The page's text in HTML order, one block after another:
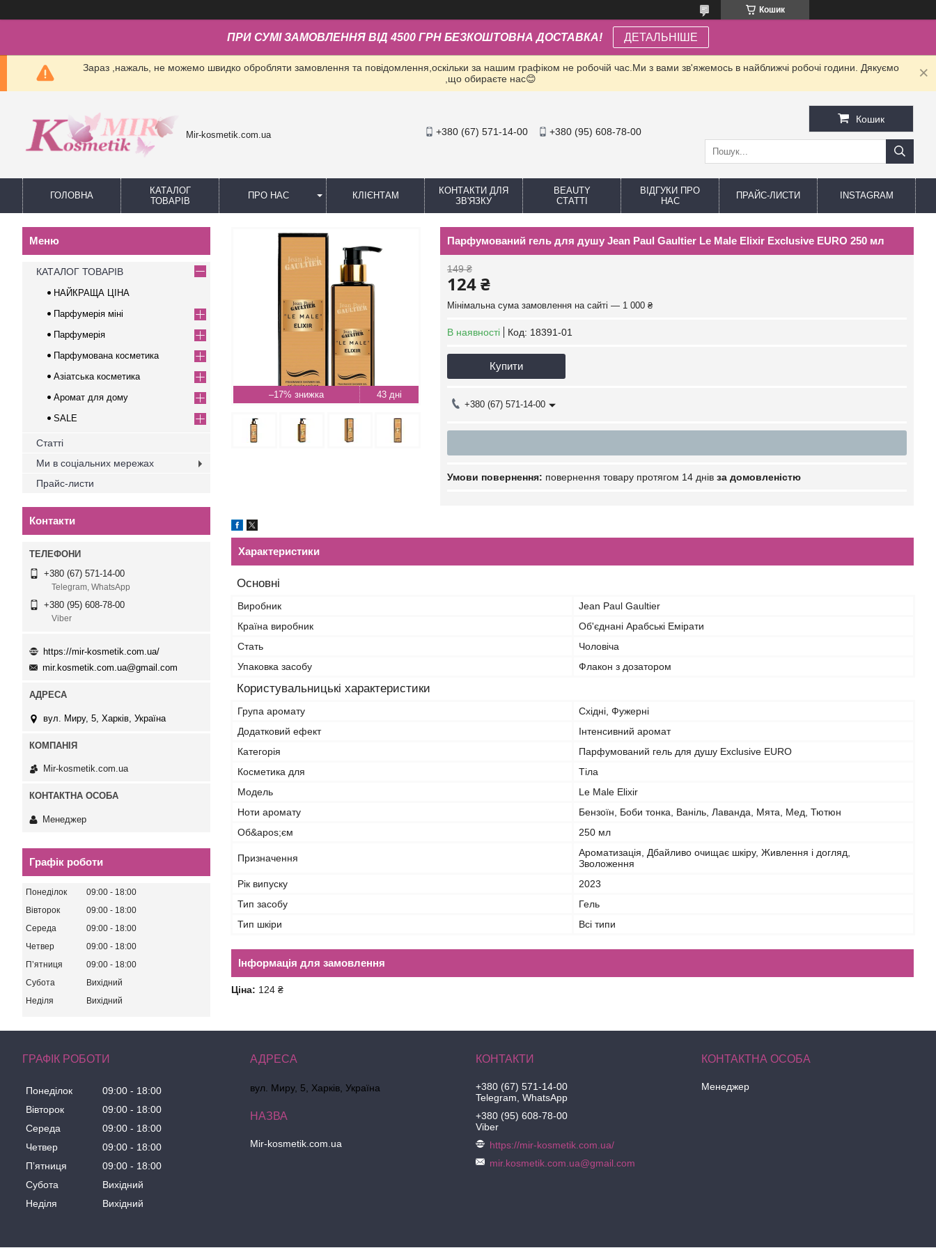
Кошик
ПРИ СУМІ ЗАМОВЛЕННЯ ВІД 4500 ГРН БЕЗКОШТОВНА ДОСТАВКА! ДЕТАЛЬНІШЕ
Зараз ,нажаль, не можемо швидко обробляти замовлення та повідомлення,оскільки за нашим графіком не робочій час.Ми з вами зв'яжемось в найближчі робочі години. Дякуємо
,що обираєте нас😊
Mir-kosmetik.com.ua +380 (67) 571-14-00 +380 (95) 608-78-00
Кошик
ГОЛОВНА
КАТАЛОГ
ТОВАРІВ
ПРО НАС КЛІЄНТАМ
КОНТАКТИ ДЛЯ
ЗВ'ЯЗКУ
BEAUTY
СТАТТІ
ВІДГУКИ ПРО
НАС
ПРАЙС-ЛИСТИ INSTAGRAM
–17% 43 дні
Парфумований гель для душу Jean Paul Gaultier Le Male Elixir Exclusive EURO 250 мл
149 ₴
124 ₴
Мінімальна сума замовлення на сайті — 1 000 ₴
В наявності Код: 18391-01
Купити
+380 (67) 571-14-00
повернення товару протягом 14 днів за домовленістю
Характеристики
Основні
Виробник
Jean Paul Gaultier
Країна виробник
Об'єднані Арабські Емірати
Стать
Чоловіча
Упаковка засобу
Флакон з дозатором
Користувальницькі характеристики
Група аромату
Східні, Фужерні
Додатковий ефект
Інтенсивний аромат
Категорія
Парфумований гель для душу Exclusive EURO
Косметика для
Тіла
Мoдель
Le Male Elixir
Ноти аромату
Бензоїн, Боби тонка, Ваніль, Лаванда, Мята, Мед, Тютюн
Об&apos;єм
250 мл
Призначення
Ароматизація, Дбайливо очищає шкіру, Живлення i догляд,
Зволоження
Рік випуску
2023
Тип засобу
Гель
Тип шкіри
Всі типи
Інформація для замовлення
Ціна: 124 ₴
КАТАЛОГ ТОВАРІВ
НАЙКРАЩА ЦІНА
Парфумерія міні
Парфумерія
Парфумована косметика
Азіатська косметика
Аромат для дому
SALE
Статті
Ми в соціальних мережах
Прайс-листи
Контакти
+380 (67) 571-14-00
Telegram, WhatsApp
+380 (95) 608-78-00
Viber
https://mir-kosmetik.com.ua/
mir.kosmetik.com.ua@gmail.com
вул. Миру, 5, Харків, Україна
Mir-kosmetik.com.ua
Менеджер
Графік роботи
Понеділок 09:00
18:00
Вівторок
09:00
18:00
Середа
09:00
18:00
Четвер
09:00
18:00
Пʼятниця
09:00
18:00
Субота
Вихідний
Неділя
Вихідний
ГРАФІК РОБОТИ
Понеділок 09:00
18:00
Вівторок
09:00
18:00
Середа
09:00
18:00
Четвер
09:00
18:00
Пʼятниця
09:00
18:00
Субота
Вихідний
Неділя
Вихідний
вул. Миру, 5, Харків, Україна
Mir-kosmetik.com.ua
+380 (67) 571-14-00
Telegram, WhatsApp
+380 (95) 608-78-00
Viber
https://mir-kosmetik.com.ua/
mir.kosmetik.com.ua@gmail.com
Менеджер